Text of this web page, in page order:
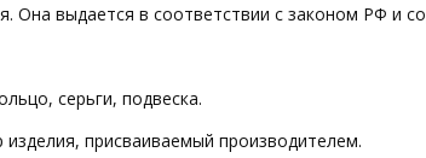
Она выдается в соответствии с законом РФ и
серьги, подвеска.
присваиваемый производителем.